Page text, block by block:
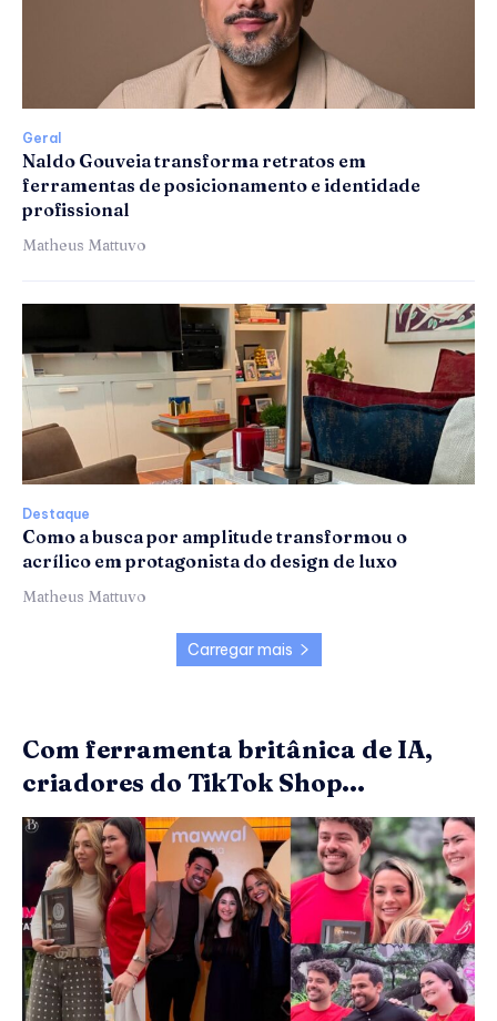
Geral
Naldo Gouveia transforma retratos em
ferramentas de posicionamento e identidade
profissional
Matheus Mattuvo
Destaque
Como a busca por amplitude transformou o
acrílico em protagonista do design de luxo
Matheus Mattuvo
Carregar mais
Com ferramenta britânica de IA,
criadores do TikTok Shop...